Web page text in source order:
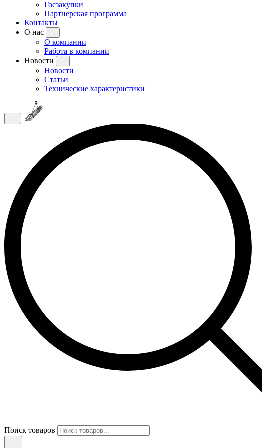
Госзакупки
Партнерская программа
Контакты
О нас
О компании
Работа в компании
Новости
Новости
Статьи
Технические характеристики
Поиск товаров